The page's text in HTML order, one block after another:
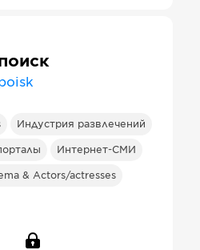
Индустрия развлечений
Интернет-СМИ
& Actors/actresses